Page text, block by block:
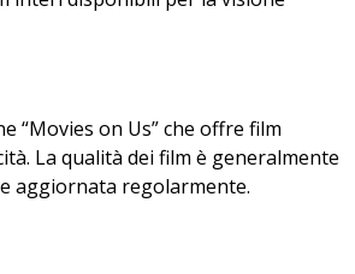
“Movies on Us” che offre film
La qualità dei film è generalmente
aggiornata regolarmente.